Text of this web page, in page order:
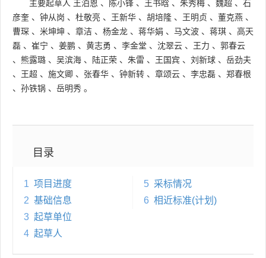
主要起草人 王泊恩 、 陈小锋 、 王书晗 、 朱秀梅 、 魏超 、 石
彦奎 、 钟从岗 、 杜敬亮 、 王新华 、 胡培隆 、 王明贞 、 董克燕 、
曹琛 、 米坤坤 、 章洁 、 杨金龙 、 蒋华娟 、 马文波 、 蒋琪 、 高天
磊 、 崔宁 、 姜鹏 、 黄志勇 、 李金堂 、 沈翠云 、 王力 、 郭春云
、 熊露璐 、 吴滨海 、 陆正荣 、 朱雷 、 王国宾 、 刘新球 、 岳劲夫
、 王超 、 施文卿 、 张春华 、 钟新转 、 章颂云 、 李忠磊 、 郑春根
、 孙铁锅 、 岳明秀 。
目录
1 项目进度
2 基础信息
3 起草单位
4 起草人
5 采标情况
6 相近标准(计划)